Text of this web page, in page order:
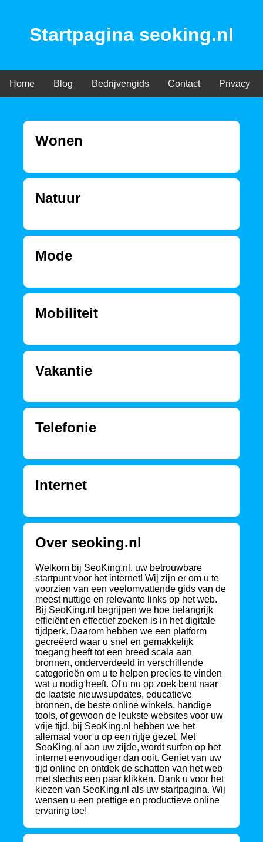
Startpagina seoking.nl
Home Blog Bedrijvengids Contact Privacy
Wonen
Natuur
Mode
Mobiliteit
Vakantie
Telefonie
Internet
Over seoking.nl
Welkom bij SeoKing.nl, uw betrouwbare
startpunt voor het internet! Wij zijn er om u te
voorzien van een veelomvattende gids van de
meest nuttige en relevante links op het web.
Bij SeoKing.nl begrijpen we hoe belangrijk
efficiënt en effectief zoeken is in het digitale
tijdperk. Daarom hebben we een platform
gecreëerd waar u snel en gemakkelijk
toegang heeft tot een breed scala aan
bronnen, onderverdeeld in verschillende
categorieën om u te helpen precies te vinden
wat u nodig heeft. Of u nu op zoek bent naar
de laatste nieuwsupdates, educatieve
bronnen, de beste online winkels, handige
tools, of gewoon de leukste websites voor uw
vrije tijd, bij SeoKing.nl hebben we het
allemaal voor u op een rijtje gezet. Met
SeoKing.nl aan uw zijde, wordt surfen op het
internet eenvoudiger dan ooit. Geniet van uw
tijd online en ontdek de schatten van het web
met slechts een paar klikken. Dank u voor het
kiezen van SeoKing.nl als uw startpagina. Wij
wensen u een prettige en productieve online
ervaring toe!